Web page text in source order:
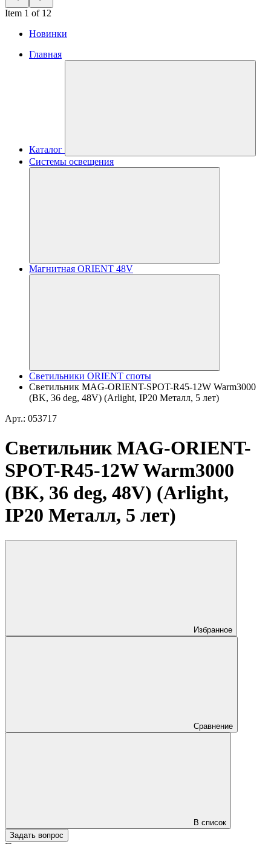
Item 1 of 12
Новинки
Главная
Каталог
Системы освещения
Магнитная ORIENT 48V
Светильники ORIENT споты
Светильник MAG-ORIENT-SPOT-R45-12W Warm3000
(BK, 36 deg, 48V) (Arlight, IP20 Металл, 5 лет)
Арт.: 053717
Светильник MAG-ORIENT-
SPOT-R45-12W Warm3000
(BK, 36 deg, 48V) (Arlight,
IP20 Металл, 5 лет)
Избранное
Сравнение
В список
Задать вопрос